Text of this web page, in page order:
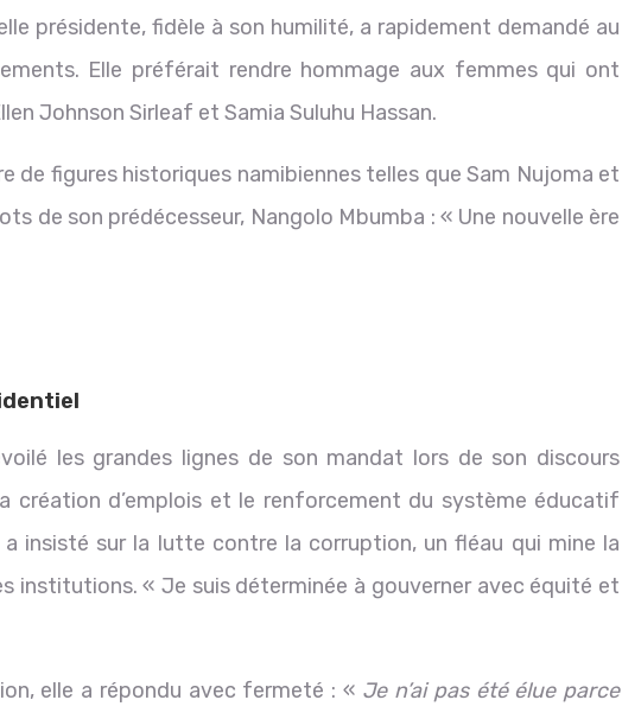
présidente, fidèle à son humilité, a rapidement demandé au
Elle préférait rendre hommage aux femmes qui ont
Johnson Sirleaf et Samia Suluhu Hassan.
de figures historiques namibiennes telles que Sam Nujoma et
de son prédécesseur, Nangolo Mbumba : « Une nouvelle ère
les grandes lignes de son mandat lors de son discours
création d’emplois et le renforcement du système éducatif
insisté sur la lutte contre la corruption, un fléau qui mine la
institutions. « Je suis déterminée à gouverner avec équité et
elle a répondu avec fermeté : « Je n’ai pas été élue parce